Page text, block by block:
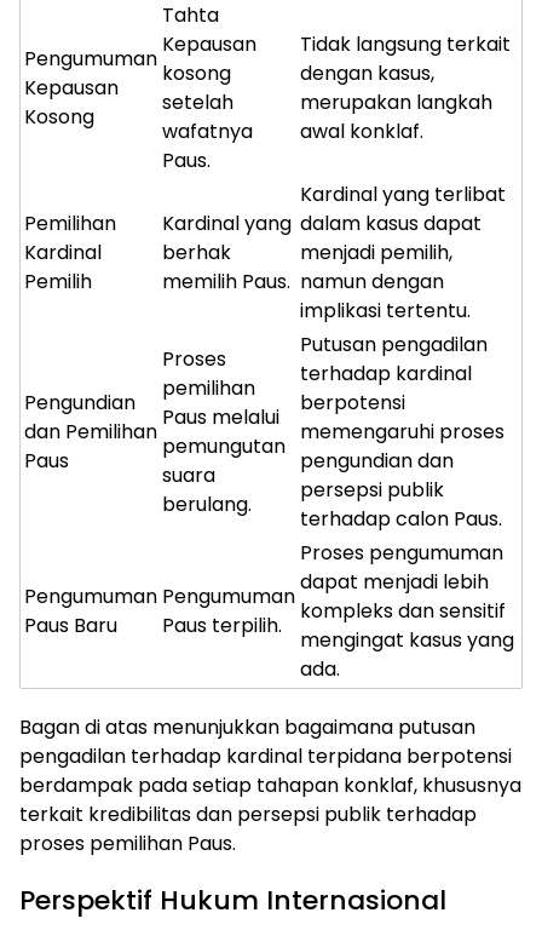
Pengumuman
Kepausan
Kosong
Tahta
Kepausan
kosong
setelah
wafatnya
Paus.
Tidak langsung terkait
dengan kasus,
merupakan langkah
awal konklaf.
Pemilihan
Kardinal
Pemilih
Kardinal yang
berhak
memilih Paus.
Kardinal yang terlibat
dalam kasus dapat
menjadi pemilih,
namun dengan
implikasi tertentu.
Pengundian
dan Pemilihan
Paus
Proses
pemilihan
Paus melalui
pemungutan
suara
berulang.
Putusan pengadilan
terhadap kardinal
berpotensi
memengaruhi proses
pengundian dan
persepsi publik
terhadap calon Paus.
Pengumuman
Paus Baru
Pengumuman
Paus terpilih.
Proses pengumuman
dapat menjadi lebih
kompleks dan sensitif
mengingat kasus yang
ada.
Bagan di atas menunjukkan bagaimana putusan
pengadilan terhadap kardinal terpidana berpotensi
berdampak pada setiap tahapan konklaf, khususnya
terkait kredibilitas dan persepsi publik terhadap
proses pemilihan Paus.
Perspektif Hukum Internasional